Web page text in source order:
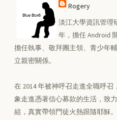
Rogery
淡江大學資訊管理
年，擔任 Android
擔任執事、敬拜團主領、青少年
立親密關係。
在 2014 年被神呼召走進全職呼
象走進憑著信心募款的生活，致
組，真實帶領門徒火熱跟隨耶穌